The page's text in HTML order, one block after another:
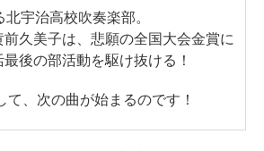
宇治高校吹奏楽部。
久美子は、悲願の全国大会金賞に
後の部活動を駆け抜ける！
、次の曲が始まるのです！